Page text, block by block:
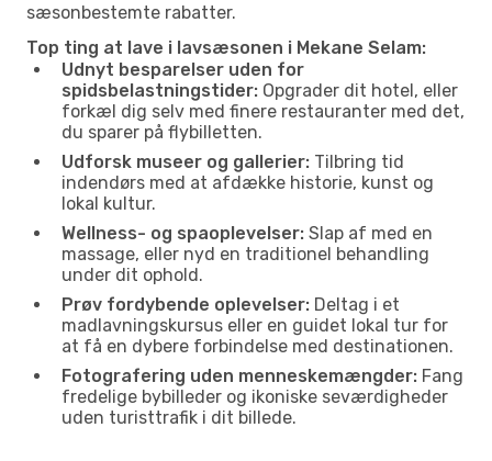
sæsonbestemte rabatter.
Top ting at lave i lavsæsonen i Mekane Selam:
Udnyt besparelser uden for
spidsbelastningstider: Opgrader dit hotel, eller
forkæl dig selv med finere restauranter med det,
du sparer på flybilletten.
Udforsk museer og gallerier: Tilbring tid
indendørs med at afdække historie, kunst og
lokal kultur.
Wellness- og spaoplevelser: Slap af med en
massage, eller nyd en traditionel behandling
under dit ophold.
Prøv fordybende oplevelser: Deltag i et
madlavningskursus eller en guidet lokal tur for
at få en dybere forbindelse med destinationen.
Fotografering uden menneskemængder: Fang
fredelige bybilleder og ikoniske seværdigheder
uden turisttrafik i dit billede.